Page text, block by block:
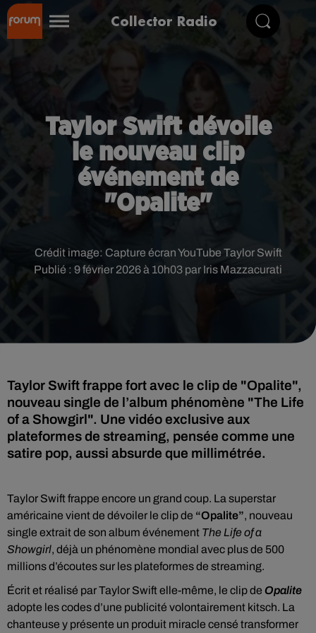
Collector Radio
Taylor Swift dévoile
le nouveau clip
événement de
"Opalite"
Publié : 9 février 2026 à 10h03 par Iris Mazzacurati
Crédit image: Capture écran YouTube Taylor Swift
Taylor Swift frappe fort avec le clip de "Opalite",
nouveau single de l’album phénomène "The Life
of a Showgirl". Une vidéo exclusive aux
plateformes de streaming, pensée comme une
satire pop, aussi absurde que millimétrée.
Taylor Swift frappe encore un grand coup. La superstar
américaine vient de dévoiler le clip de “Opalite”, nouveau
single extrait de son album événement The Life of a
Showgirl, déjà un phénomène mondial avec plus de 500
millions d’écoutes sur les plateformes de streaming.
Écrit et réalisé par Taylor Swift elle-même, le clip de Opalite
adopte les codes d’une publicité volontairement kitsch. La
chanteuse y présente un produit miracle censé transformer